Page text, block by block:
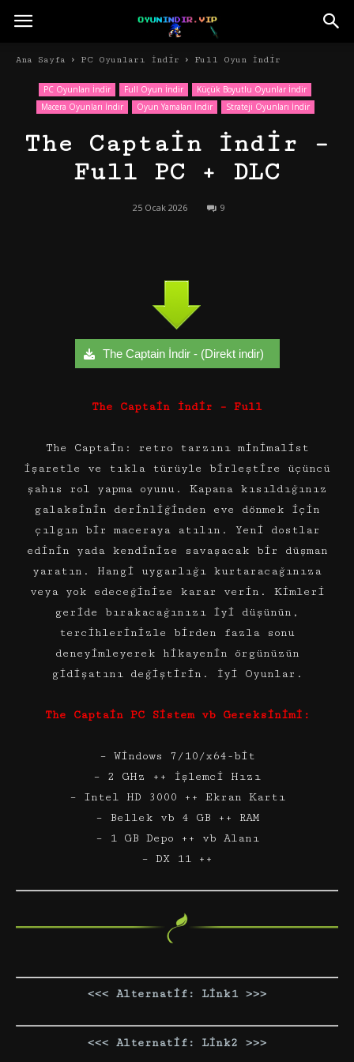
Ana Sayfa PC Oyunları İndir Full Oyun İndir
PC Oyunları İndir Full Oyun İndir
Küçük Boyutlu Oyunlar İndir
Macera Oyunları İndir
Oyun Yamaları İndir Strateji Oyunları İndir
The Captain İndir –
Full PC + DLC
25 Ocak 2026 9
The Captain İndir - (Direkt indir)
The Captain İndir – Full
The Captain: retro tarzını minimalist
işaretle ve tıkla türüyle birleştire üçüncü
şahıs rol yapma oyunu. Kapana kısıldığınız
galaksinin derinliğinden eve dönmek için
çılgın bir maceraya atılın. Yeni dostlar
edinin yada kendinize savaşacak bir düşman
yaratın. Hangi uygarlığı kurtaracağınıza
veya yok edeceğinize karar verin. Kimleri
geride bırakacağınızı iyi düşünün,
tercihlerinizle birden fazla sonu
deneyimleyerek hikayenin örgünüzün
gidişatını değiştirin. İyi Oyunlar.
The Captain PC Sistem vb Gereksinimi:
– Windows 7/10/x64-bit
– 2 GHz ++ İşlemci Hızı
– Intel HD 3000 ++ Ekran Kartı
– Bellek vb 4 GB ++ RAM
– 1 GB Depo ++ vb Alanı
– DX 11 ++
<<< Alternatif: Link1 >>>
<<< Alternatif: Link2 >>>